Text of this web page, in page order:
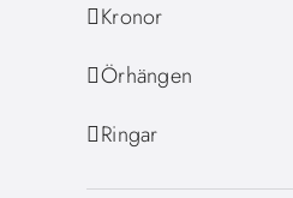
Kronor
Örhängen
Ringar